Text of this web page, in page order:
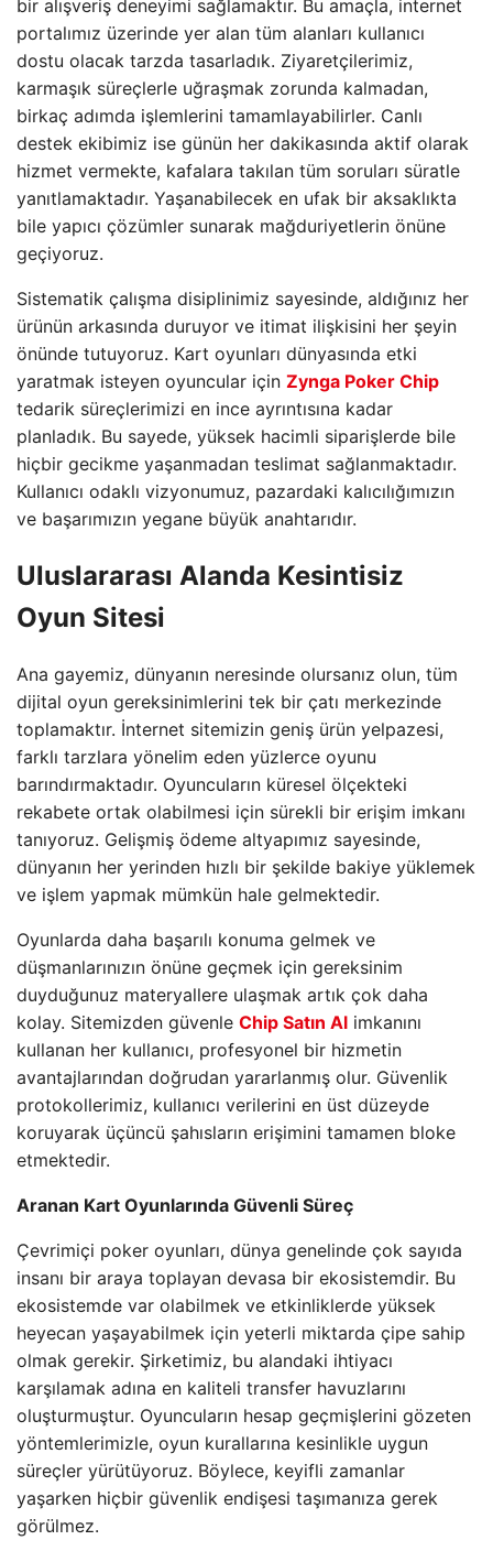
bir alışveriş deneyimi sağlamaktır. Bu amaçla, internet
portalımız üzerinde yer alan tüm alanları kullanıcı
dostu olacak tarzda tasarladık. Ziyaretçilerimiz,
karmaşık süreçlerle uğraşmak zorunda kalmadan,
birkaç adımda işlemlerini tamamlayabilirler. Canlı
destek ekibimiz ise günün her dakikasında aktif olarak
hizmet vermekte, kafalara takılan tüm soruları süratle
yanıtlamaktadır. Yaşanabilecek en ufak bir aksaklıkta
bile yapıcı çözümler sunarak mağduriyetlerin önüne
geçiyoruz.
Sistematik çalışma disiplinimiz sayesinde, aldığınız her
ürünün arkasında duruyor ve itimat ilişkisini her şeyin
önünde tutuyoruz. Kart oyunları dünyasında etki
yaratmak isteyen oyuncular için Zynga Poker Chip
tedarik süreçlerimizi en ince ayrıntısına kadar
planladık. Bu sayede, yüksek hacimli siparişlerde bile
hiçbir gecikme yaşanmadan teslimat sağlanmaktadır.
Kullanıcı odaklı vizyonumuz, pazardaki kalıcılığımızın
ve başarımızın yegane büyük anahtarıdır.
Uluslararası Alanda Kesintisiz
Oyun Sitesi
Ana gayemiz, dünyanın neresinde olursanız olun, tüm
dijital oyun gereksinimlerini tek bir çatı merkezinde
toplamaktır. İnternet sitemizin geniş ürün yelpazesi,
farklı tarzlara yönelim eden yüzlerce oyunu
barındırmaktadır. Oyuncuların küresel ölçekteki
rekabete ortak olabilmesi için sürekli bir erişim imkanı
tanıyoruz. Gelişmiş ödeme altyapımız sayesinde,
dünyanın her yerinden hızlı bir şekilde bakiye yüklemek
ve işlem yapmak mümkün hale gelmektedir.
Oyunlarda daha başarılı konuma gelmek ve
düşmanlarınızın önüne geçmek için gereksinim
duyduğunuz materyallere ulaşmak artık çok daha
kolay. Sitemizden güvenle Chip Satın Al imkanını
kullanan her kullanıcı, profesyonel bir hizmetin
avantajlarından doğrudan yararlanmış olur. Güvenlik
protokollerimiz, kullanıcı verilerini en üst düzeyde
koruyarak üçüncü şahısların erişimini tamamen bloke
etmektedir.
Aranan Kart Oyunlarında Güvenli Süreç
Çevrimiçi poker oyunları, dünya genelinde çok sayıda
insanı bir araya toplayan devasa bir ekosistemdir. Bu
ekosistemde var olabilmek ve etkinliklerde yüksek
heyecan yaşayabilmek için yeterli miktarda çipe sahip
olmak gerekir. Şirketimiz, bu alandaki ihtiyacı
karşılamak adına en kaliteli transfer havuzlarını
oluşturmuştur. Oyuncuların hesap geçmişlerini gözeten
yöntemlerimizle, oyun kurallarına kesinlikle uygun
süreçler yürütüyoruz. Böylece, keyifli zamanlar
yaşarken hiçbir güvenlik endişesi taşımanıza gerek
görülmez.